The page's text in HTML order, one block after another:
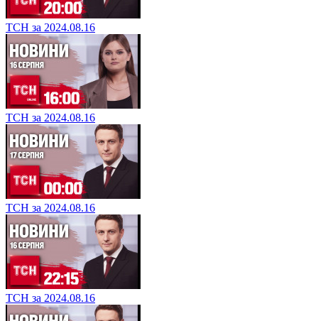
ТСН за 2024.08.16
ТСН за 2024.08.16
ТСН за 2024.08.16
ТСН за 2024.08.16